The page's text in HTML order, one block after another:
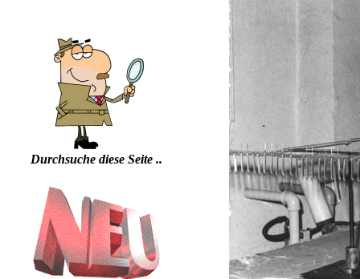
Durchsuche diese Seite ..